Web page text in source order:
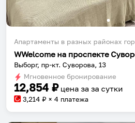
Апартаменты в разных районах
WWelcome на проспекте
Выборг, пр-кт. Суворова, 13
Мгновенное бронирование
12,854 ₽ цена за за сутки
3,214 ₽ × 4 платежа